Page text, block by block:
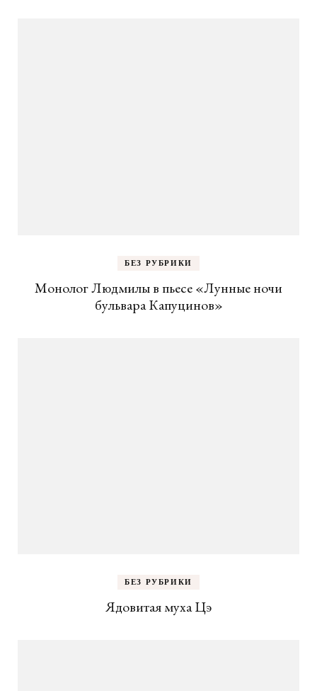
БЕЗ РУБРИКИ
Монолог Людмилы в пьесе «Лунные ночи
бульвара Капуцинов»
БЕЗ РУБРИКИ
Ядовитая муха Цэ